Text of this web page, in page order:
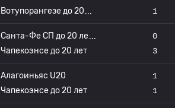
Вотупорангезе до 20
1
Санта-Фе СП до 20 ле
Чапекоэнсе до 20 лет
0
3
Алагоиньяс U20
Чапекоэнсе до 20 лет
1
1